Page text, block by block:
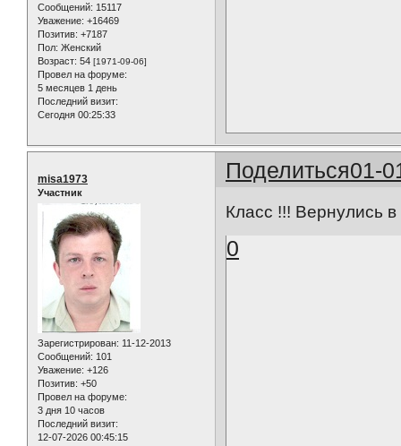
Сообщений: 15117
Уважение: +16469
Позитив: +7187
Пол: Женский
Возраст: 54 [1971-09-06]
Провел на форуме:
5 месяцев 1 день
Последний визит:
Сегодня 00:25:33
Поделиться01-
misa1973
Участник
Зарегистрирован: 11-12-2013
Сообщений: 101
Уважение: +126
Позитив: +50
Провел на форуме:
3 дня 10 часов
Последний визит:
12-07-2026 00:45:15
Класс !!! Вернулись
0